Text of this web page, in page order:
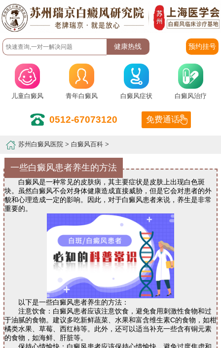
预约挂号
儿童白癜风 青年白癜风 白癜风症状 白癜风治疗
0512-67073120 免费通话
苏州白癜风医院 > 白癜风百科 >
一些白癜风患者养生的方法
白癜风是一种常见的皮肤病，其主要症状是皮肤上出现白色斑
块。虽然白癜风不会对身体健康造成直接威胁，但是它会对患者的外
貌和心理造成一定的影响。因此，对于白癜风患者来说，养生是非常
重要的。
以下是一些白癜风患者养生的方法：
注意饮食：白癜风患者应该注意饮食，避免食用刺激性食物和过
于油腻的食物。建议多吃新鲜蔬菜、水果和富含维生素C的食物，如柑
橘类水果、草莓、西红柿等。此外，还可以适当补充一些含有铜元素
的食物，如海鲜、肝脏等。
保持心情愉快：白癜风患者应该保持心情愉快，避免过度焦虑和